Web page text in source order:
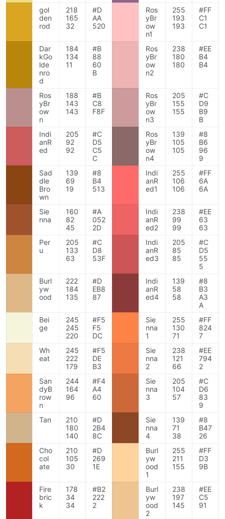
gol
den
rod
218
165
32
#D
AA
520
Ros
yBr
ow
n1
255
193
193
#FF
C1
C1
Dar
kGo
lde
nro
d
184
134
11
#B
88
60
B
Ros
yBr
ow
n2
238
180
180
#EE
B4
B4
Ros
yBr
ow
n
188
143
143
#B
C8
F8F
Ros
yBr
ow
n3
205
155
155
#C
D9
B9
B
Indi
anR
ed
205
92
92
#C
D5
C5
C
Ros
yBr
ow
n4
139
105
105
#8
B6
96
9
Sad
dle
Bro
wn
139
69
19
#8
B4
513
Indi
anR
ed1
255
106
106
#FF
6A
6A
Sie
nna
160
82
45
#A
052
2D
Indi
anR
ed2
238
99
99
#EE
63
63
Per
u
205
133
63
#C
D8
53F
Indi
anR
ed3
205
85
85
#C
D5
55
5
Burl
yw
ood
222
184
135
#D
EB8
87
Indi
anR
ed4
139
58
58
#8
B3
A3
A
Bei
ge
245
245
220
#F5
F5
DC
Sie
nna
1
255
130
71
#FF
824
7
Wh
eat
245
222
179
#F5
DE
B3
Sie
nna
2
238
121
66
#EE
794
2
San
dyB
row
n
244
164
96
#F4
A4
60
Sie
nna
3
205
104
57
#C
D6
83
9
Tan
210
180
140
#D
2B4
8C
Sie
nna
4
139
71
38
#8
B47
26
Cho
col
ate
210
105
30
#D
269
1E
Burl
yw
ood
1
255
211
155
#FF
D3
9B
Fire
bric
k
178
34
34
#B2
222
2
Burl
yw
ood
2
238
197
145
#EE
C5
91